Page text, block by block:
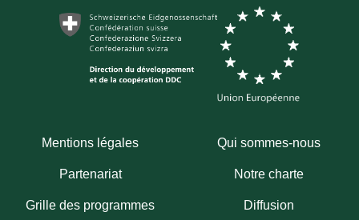
Mentions légales Qui sommes-nous
Partenariat Notre charte
Grille des programmes Diffusion